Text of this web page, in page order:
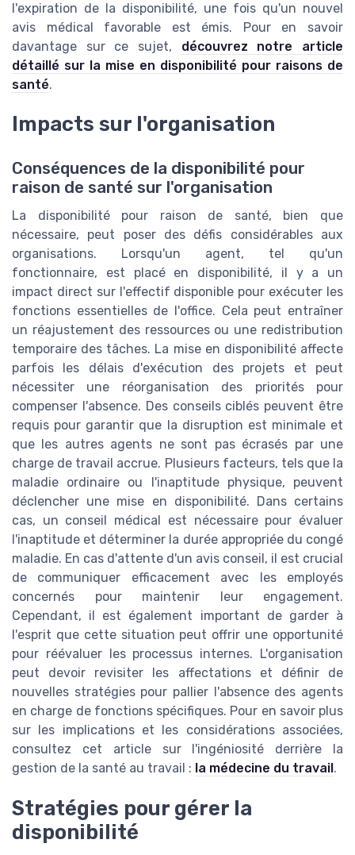
l'expiration de la disponibilité, une fois qu'un nouvel
avis médical favorable est émis. Pour en savoir
davantage sur ce sujet, découvrez notre article
détaillé sur la mise en disponibilité pour raisons de
santé.
Impacts sur l'organisation
Conséquences de la disponibilité pour
raison de santé sur l'organisation
La disponibilité pour raison de santé, bien que
nécessaire, peut poser des défis considérables aux
organisations. Lorsqu'un agent, tel qu'un
fonctionnaire, est placé en disponibilité, il y a un
impact direct sur l'effectif disponible pour exécuter les
fonctions essentielles de l'office. Cela peut entraîner
un réajustement des ressources ou une redistribution
temporaire des tâches. La mise en disponibilité affecte
parfois les délais d'exécution des projets et peut
nécessiter une réorganisation des priorités pour
compenser l'absence. Des conseils ciblés peuvent être
requis pour garantir que la disruption est minimale et
que les autres agents ne sont pas écrasés par une
charge de travail accrue. Plusieurs facteurs, tels que la
maladie ordinaire ou l'inaptitude physique, peuvent
déclencher une mise en disponibilité. Dans certains
cas, un conseil médical est nécessaire pour évaluer
l'inaptitude et déterminer la durée appropriée du congé
maladie. En cas d'attente d'un avis conseil, il est crucial
de communiquer efficacement avec les employés
concernés pour maintenir leur engagement.
Cependant, il est également important de garder à
l'esprit que cette situation peut offrir une opportunité
pour réévaluer les processus internes. L'organisation
peut devoir revisiter les affectations et définir de
nouvelles stratégies pour pallier l'absence des agents
en charge de fonctions spécifiques. Pour en savoir plus
sur les implications et les considérations associées,
consultez cet article sur l'ingéniosité derrière la
gestion de la santé au travail : la médecine du travail .
Stratégies pour gérer la
disponibilité